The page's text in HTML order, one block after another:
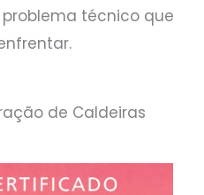
técnico que
de Caldeiras